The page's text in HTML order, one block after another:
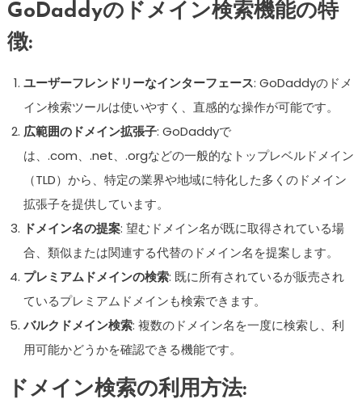
GoDaddyのドメイン検索機能の特
徴:
ユーザーフレンドリーなインターフェース: GoDaddyのドメ
イン検索ツールは使いやすく、直感的な操作が可能です。
広範囲のドメイン拡張子: GoDaddyで
は、.com、.net、.orgなどの一般的なトップレベルドメイン
（TLD）から、特定の業界や地域に特化した多くのドメイン
拡張子を提供しています。
ドメイン名の提案: 望むドメイン名が既に取得されている場
合、類似または関連する代替のドメイン名を提案します。
プレミアムドメインの検索: 既に所有されているが販売され
ているプレミアムドメインも検索できます。
バルクドメイン検索: 複数のドメイン名を一度に検索し、利
用可能かどうかを確認できる機能です。
ドメイン検索の利用方法: